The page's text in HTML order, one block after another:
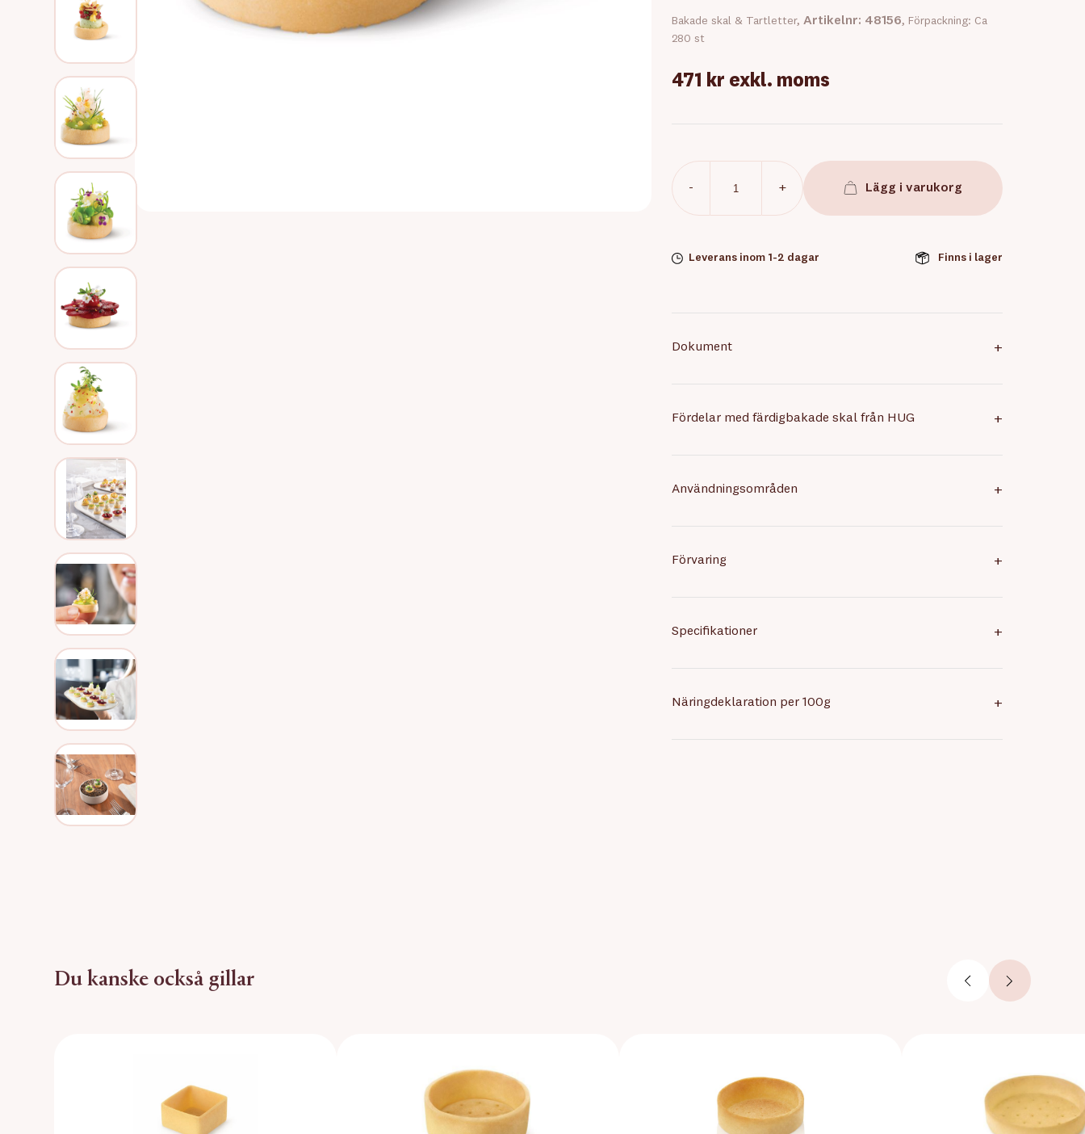
Bakade skal & Tartletter,Artikelnr: 48156, Förpackning: Ca
280 st
471 kr exkl. moms
- + Lägg i varukorg
Leverans inom 1-2 dagar Finns i lager
Dokument +
Fördelar med färdigbakade skal från HUG +
Användningsområden +
Förvaring +
Specifikationer +
Näringdeklaration per 100g +
Du kanske också gillar